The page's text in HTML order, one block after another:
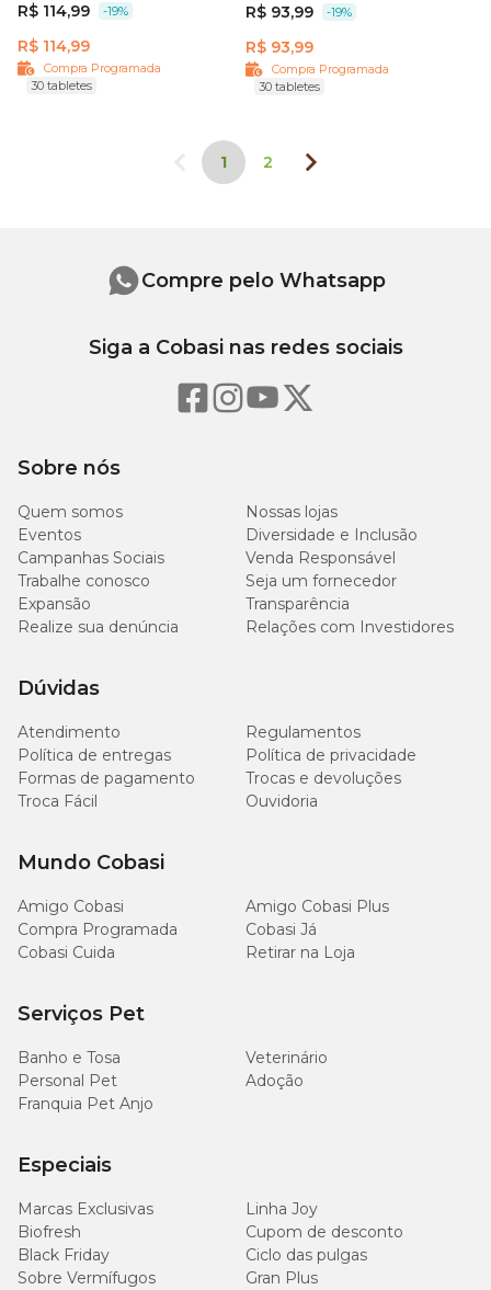
R$ 114,99 -19%
R$ 114,99
Compra Programada
30 tabletes
R$ 93,99 -19%
R$ 93,99
Compra Programada
30 tabletes
1 2
Sobre nós
Quem somos
Nossas lojas
Eventos
Diversidade e Inclusão
Campanhas Sociais
Venda Responsável
Trabalhe conosco
Seja um fornecedor
Expansão
Transparência
Realize sua denúncia
Relações com Investidores
Dúvidas
Atendimento
Regulamentos
Política de entregas
Política de privacidade
Formas de pagamento
Trocas e devoluções
Troca Fácil
Ouvidoria
Mundo Cobasi
Amigo Cobasi
Amigo Cobasi Plus
Compra Programada
Cobasi Já
Cobasi Cuida
Retirar na Loja
Serviços Pet
Banho e Tosa
Veterinário
Personal Pet
Adoção
Franquia Pet Anjo
Especiais
Marcas Exclusivas
Linha Joy
Biofresh
Cupom de desconto
Black Friday
Ciclo das pulgas
Sobre Vermífugos
Gran Plus
Compre pelo Whatsapp
Siga a Cobasi nas redes sociais